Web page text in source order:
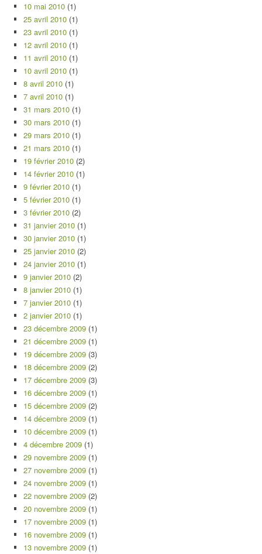
10 mai 2010 (1)
25 avril 2010 (1)
23 avril 2010 (1)
12 avril 2010 (1)
11 avril 2010 (1)
10 avril 2010 (1)
8 avril 2010 (1)
7 avril 2010 (1)
31 mars 2010 (1)
30 mars 2010 (1)
29 mars 2010 (1)
21 mars 2010 (1)
19 février 2010 (2)
14 février 2010 (1)
9 février 2010 (1)
5 février 2010 (1)
3 février 2010 (2)
31 janvier 2010 (1)
30 janvier 2010 (1)
25 janvier 2010 (2)
24 janvier 2010 (1)
9 janvier 2010 (2)
8 janvier 2010 (1)
7 janvier 2010 (1)
2 janvier 2010 (1)
23 décembre 2009 (1)
21 décembre 2009 (1)
19 décembre 2009 (3)
18 décembre 2009 (2)
17 décembre 2009 (3)
16 décembre 2009 (1)
15 décembre 2009 (2)
14 décembre 2009 (1)
10 décembre 2009 (1)
4 décembre 2009 (1)
29 novembre 2009 (1)
27 novembre 2009 (1)
24 novembre 2009 (1)
22 novembre 2009 (2)
20 novembre 2009 (1)
17 novembre 2009 (1)
16 novembre 2009 (1)
13 novembre 2009 (1)